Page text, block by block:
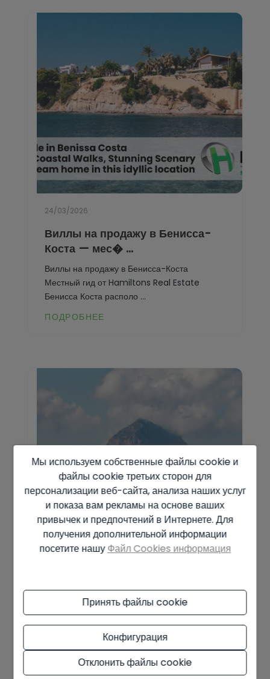
24/03/2026
Виллы на продажу в Бенисса-
Коста — мес� ...
Виллы на продажу в Бенисса-Коста
Местный гид от Hamiltons Real Estate
Бенисса Коста располо ...
ПОДРОБНЕЕ
Хавеа — Осуществи свою
средиземноморс ...
Недвижимость на продажу в Хавеа, Коста-
Бланка Офис Hamiltons Real Estate Javea
Если вы ищете Ха� ...
ПОДРОБНЕЕ
Мы используем собственные файлы cookie и
файлы cookie третьих сторон для
персонализации веб-сайта, анализа наших услуг
и показа вам рекламы на основе ваших
привычек и предпочтений в Интернете. Для
получения дополнительной информации
посетите нашуФайл Cookies информация
Принять файлы cookie
Конфигурация
Отклонить файлы cookie